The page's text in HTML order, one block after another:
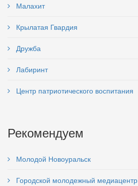
Малахит
Крылатая Гвардия
Дружба
Лабиринт
Центр патриотического воспитания
Рекомендуем
Молодой Новоуральск
Городской молодежный медиацентр